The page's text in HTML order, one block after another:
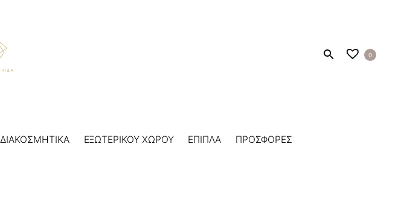
0
ΔΙΑΚΟΣΜΗΤΙΚΑ ΕΞΩΤΕΡΙΚΟΥ ΧΩΡΟΥ ΕΠΙΠΛΑ ΠΡΟΣΦΟΡΕΣ